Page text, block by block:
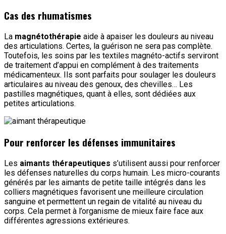
Cas des rhumatismes
La magnétothérapie aide à apaiser les douleurs au niveau
des articulations. Certes, la guérison ne sera pas complète.
Toutefois, les soins par les textiles magnéto-actifs serviront
de traitement d’appui en complément à des traitements
médicamenteux. Ils sont parfaits pour soulager les douleurs
articulaires au niveau des genoux, des chevilles… Les
pastilles magnétiques, quant à elles, sont dédiées aux
petites articulations.
Pour renforcer les défenses immunitaires
Les aimants thérapeutiques s’utilisent aussi pour renforcer
les défenses naturelles du corps humain. Les micro-courants
générés par les aimants de petite taille intégrés dans les
colliers magnétiques favorisent une meilleure circulation
sanguine et permettent un regain de vitalité au niveau du
corps. Cela permet à l’organisme de mieux faire face aux
différentes agressions extérieures.